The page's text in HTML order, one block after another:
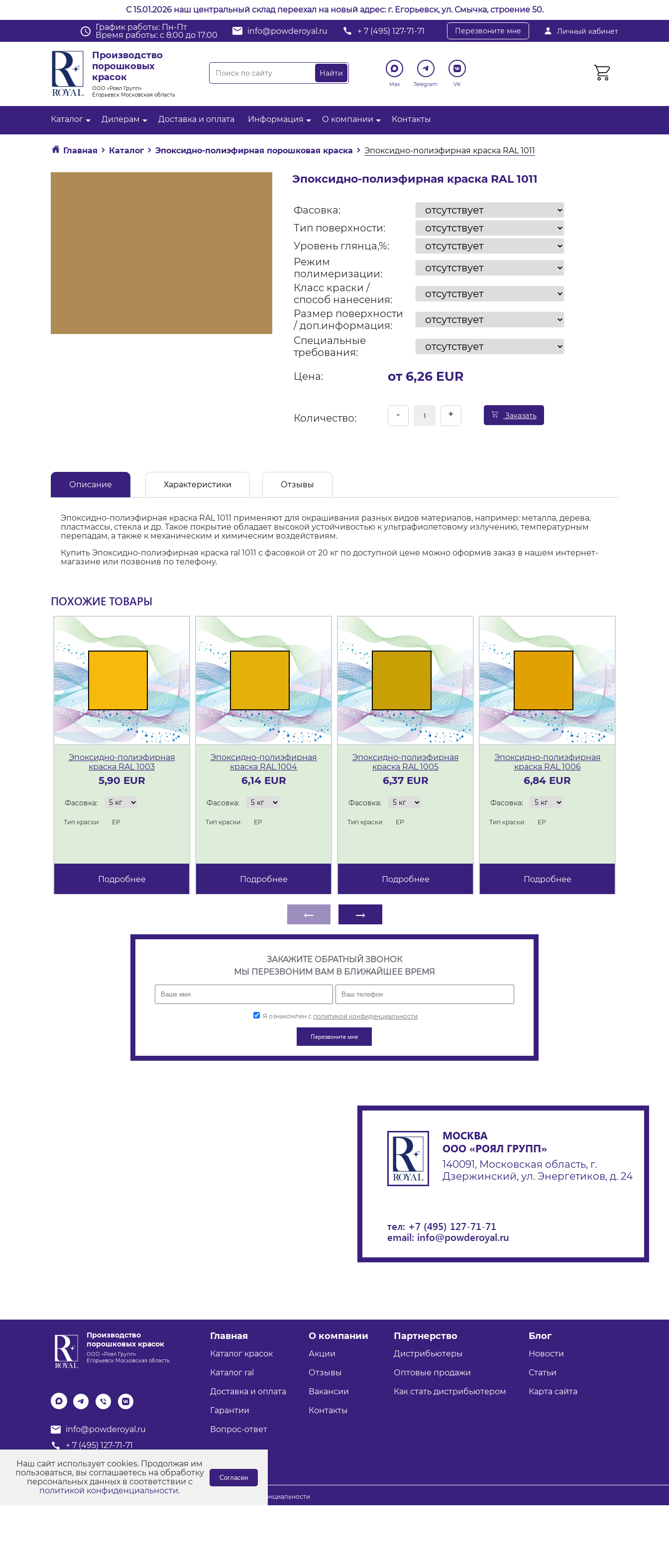
С 15.01.2026 наш центральный склад переехал на новый адрес: г. Егорьевск, ул. Смычка, строение 50.
Личный кабинет
График работы: Пн-Пт
Время работы: с 8:00 до 17:00
info@powderoyal.ru + 7 (495) 127-71-71 Перезвоните мне
Производство
порошковых
красок
ООО «Роял Групп»
Егорьевск Московская область
Max Telegram VK
Каталог Дилерам Доставка и оплата Информация О компании Контакты
Главная Каталог Эпоксидно-полиэфирная порошковая краска Эпоксидно-полиэфирная краска RAL 1011
Эпоксидно-полиэфирная краска RAL 1011
Фасовка:
Тип поверхности:
Уровень глянца,%:
Режим
полимеризации:
Класс краски /
способ нанесения:
Размер поверхности
/ доп.информация:
Специальные
требования:
Цена:
от 6,26 EUR
Количество: - + Заказать
Описание Характеристики Отзывы
Эпоксидно-полиэфирная краска RAL 1011 применяют для окрашивания разных видов материалов, например: металла, дерева,
пластмассы, стекла и др. Такое покрытие обладает высокой устойчивостью к ультрафиолетовому излучению, температурным
перепадам, а также к механическим и химическим воздействиям.
Купить Эпоксидно-полиэфирная краска ral 1011 с фасовкой от 20 кг по доступной цене можно оформив заказ в нашем интернет-
магазине или позвонив по телефону.
ПОХОЖИЕ ТОВАРЫ
Эпоксидно-полиэфирная
краска RAL 1003
5,90 EUR
Фасовка:
Тип краски: ЕР
Подробнее
Эпоксидно-полиэфирная
краска RAL 1004
6,14 EUR
Фасовка:
Тип краски: ЕР
Подробнее
Эпоксидно-полиэфирная
краска RAL 1005
6,37 EUR
Фасовка:
Тип краски: ЕР
Подробнее
Эпоксидно-полиэфирная
краска RAL 1006
6,84 EUR
Фасовка:
Тип краски: ЕР
Подробнее
← →
ЗАКАЖИТЕ ОБРАТНЫЙ ЗВОНОК
МЫ ПЕРЕЗВОНИМ ВАМ В БЛИЖАЙШЕЕ ВРЕМЯ
Я ознакомлен с политикой конфиденциальности
МОСКВА
ООО «РОЯЛ ГРУПП»
140091, Московская область, г.
Дзержинский, ул. Энергетиков, д. 24
тел: +7 (495) 127-71-71
email: info@powderoyal.ru
Производство
порошковых красок
ООО «Роял Групп»
Егорьевск Московская область
info@powderoyal.ru
+ 7 (495) 127-71-71
График работы: Пн-Пт
Время работы: с 8:00 до 17:00
Главная
Каталог красок
Каталог ral
Доставка и оплата
Гарантии
Вопрос-ответ
О компании
Акции
Отзывы
Вакансии
Контакты
Партнерство
Дистрибьютеры
Оптовые продажи
Как стать дистрибьютером
Блог
Новости
Статьи
Карта сайта
© Порошковые краски "Роял Групп" 2017-2026 Политика конфиденциальности
Наш сайт использует cookies. Продолжая им
пользоваться, вы соглашаетесь на обработку
персональных данных в соответствии с
политикой конфиденциальности.
Согласен